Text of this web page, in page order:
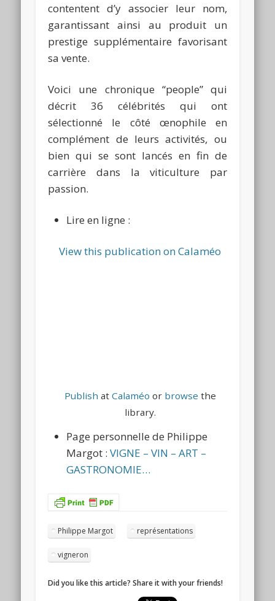
contentent d’y associer leur nom,
garantissant ainsi au produit un
prestige supplémentaire favorisant
sa vente.
Voici une chronique “people” qui
décrit 36 célébrités qui ont
sélectionné le côté œnophile en
complément de leurs activités, ou
bien qui se sont lancés en fin de
carrière dans la viticulture par
passion.
Lire en ligne :
View this publication on Calaméo
Publish at Calaméo or browse the
library.
Page personnelle de Philippe
Margot :VIGNE – VIN – ART –
GASTRONOMIE…
Philippe Margot représentations
vigneron
Did you like this article? Share it with your friends!